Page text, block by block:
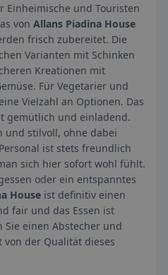
und Touristen
von Allans Piadina House
frisch zubereitet. Die
Varianten mit Schinken
Kreationen mit
Für Vegetarier und
Vielzahl an Optionen. Das
gemütlich und einladend.
und stilvoll, ohne dabei
ist stets freundlich
sich hier sofort wohl fühlt.
oder ein entspanntes
House ist definitiv einen
fair und das Essen ist
Sie einen Abstecher und
von der Qualität dieses